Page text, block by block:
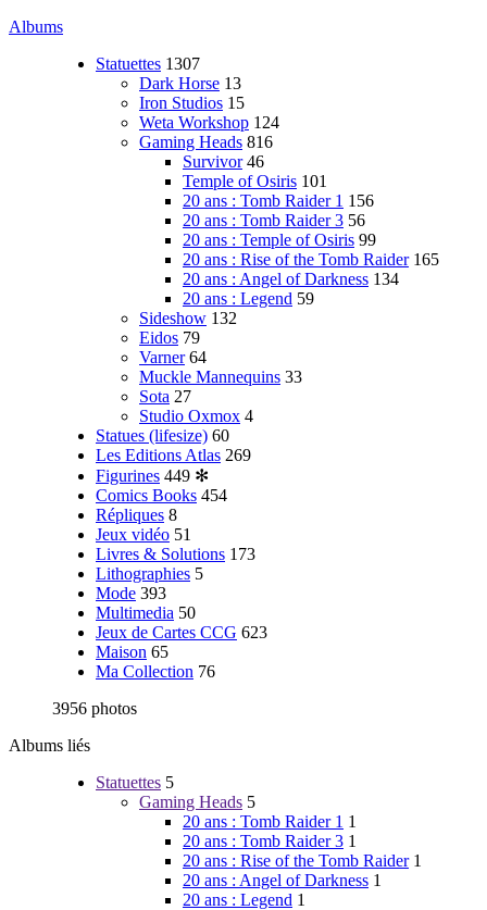
Albums
Statuettes 1307
Dark Horse 13
Iron Studios 15
Weta Workshop 124
Gaming Heads 816
Survivor 46
Temple of Osiris 101
20 ans : Tomb Raider 1 156
20 ans : Tomb Raider 3 56
20 ans : Temple of Osiris 99
20 ans : Rise of the Tomb Raider 165
20 ans : Angel of Darkness 134
20 ans : Legend 59
Sideshow 132
Eidos 79
Varner 64
Muckle Mannequins 33
Sota 27
Studio Oxmox 4
Statues (lifesize) 60
Les Editions Atlas 269
Figurines 449 ✻
Comics Books 454
Répliques 8
Jeux vidéo 51
Livres & Solutions 173
Lithographies 5
Mode 393
Multimedia 50
Jeux de Cartes CCG 623
Maison 65
Ma Collection 76
3956 photos
Albums liés
Statuettes 5
Gaming Heads 5
20 ans : Tomb Raider 1 1
20 ans : Tomb Raider 3 1
20 ans : Rise of the Tomb Raider 1
20 ans : Angel of Darkness 1
20 ans : Legend 1